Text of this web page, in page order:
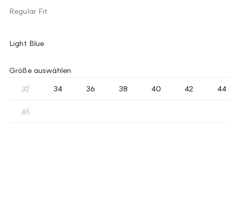
Regular Fit
Light Blue
Größe auswählen
32 34 36 38 40 42 44
46